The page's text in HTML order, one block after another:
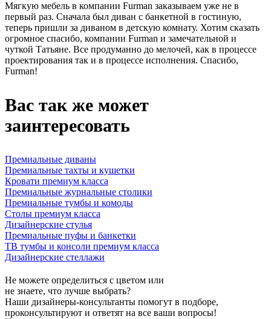
Мягкую мебель в компании Furman заказываем уже не в
первый раз. Сначала был диван с банкетной в гостиную,
теперь пришли за диваном в детскую комнату. Хотим сказать
огромное спасибо, компании Furman и замечательной и
чуткой Татьяне. Все продуманно до мелочей, как в процессе
проектирования так и в процессе исполнения. Спасибо,
Furman!
Вас так же может
заинтересовать
Премиальные диваны
Премиальные тахты и кушетки
Кровати премиум класса
Премиальные журнальные столики
Премиальные тумбы и комоды
Столы премиум класса
Дизайнерские стулья
Премиальные пуфы и банкетки
ТВ тумбы и консоли премиум класса
Дизайнерские стеллажи
Не можете определиться с цветом или
не знаете, что лучше выбрать?
Наши дизайнеры-консультанты помогут в подборе,
проконсультируют и ответят на все ваши вопросы!